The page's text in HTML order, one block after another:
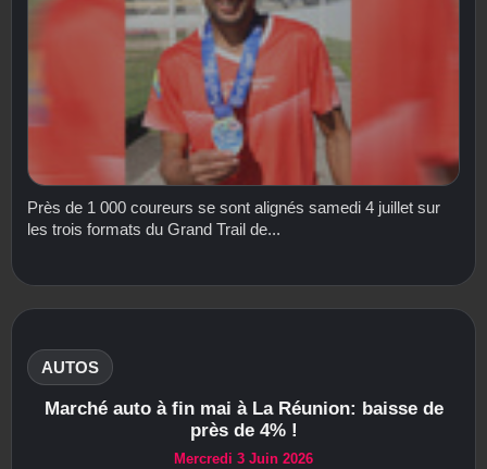
Près de 1 000 coureurs se sont alignés samedi 4 juillet sur
les trois formats du Grand Trail de...
AUTOS
Marché auto à fin mai à La Réunion: baisse de
près de 4% !
Mercredi 3 Juin 2026